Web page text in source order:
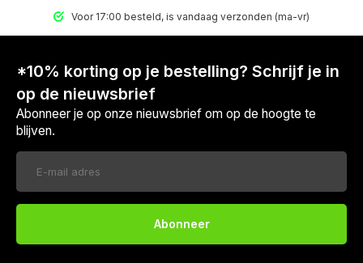
Voor 17:00 besteld, is vandaag verzonden (ma-vr)
*10% korting op je bestelling? Schrijf je in
op de nieuwsbrief
Abonneer je op onze nieuwsbrief om op de hoogte te
blijven.
Abonneer